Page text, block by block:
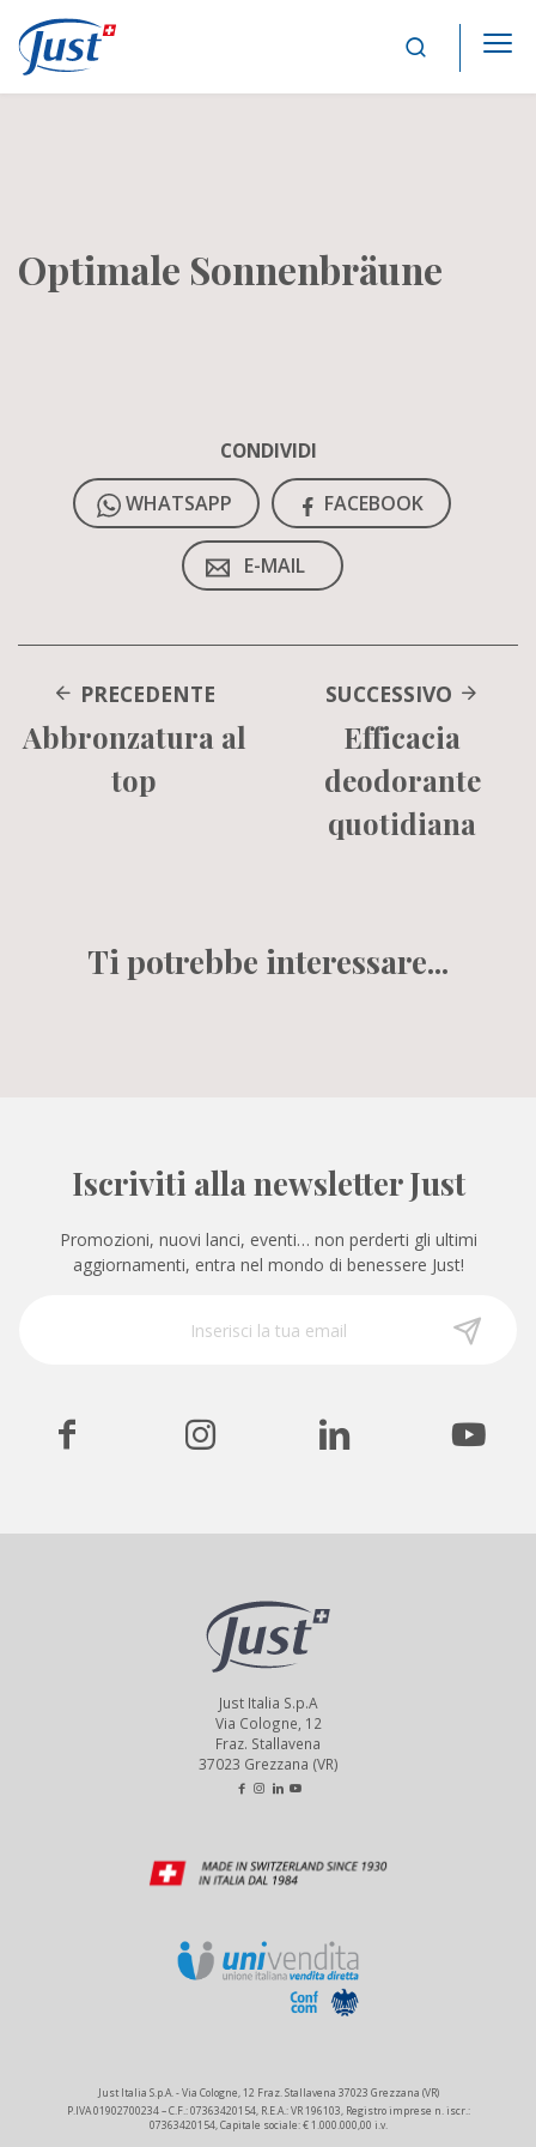
Main Navigation
Optimale Sonnenbräune
CONDIVIDI
WHATSAPP
FACEBOOK
E-MAIL
PRECEDENTE
Abbronzatura al
top
SUCCESSIVO
Efficacia
deodorante
quotidiana
Ti potrebbe interessare...
Iscriviti alla newsletter Just
Promozioni, nuovi lanci, eventi… non perderti gli ultimi
aggiornamenti, entra nel mondo di benessere Just!
Just Italia S.p.A
Via Cologne, 12
Fraz. Stallavena
37023 Grezzana (VR)
Just Italia S.p.A. - Via Cologne, 12 Fraz. Stallavena 37023 Grezzana (VR)
P.IVA 01902700234 – C.F.: 07363420154, R.E.A.: VR 196103, Registro imprese n. iscr.:
07363420154, Capitale sociale: € 1.000.000,00 i.v.